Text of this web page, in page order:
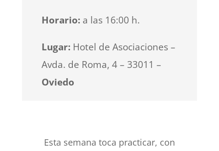
Horario:a las 16:00 h.
Lugar: Hotel de Asociaciones –
Avda. de Roma, 4 – 33011 –
Oviedo
Esta semana toca practicar, con